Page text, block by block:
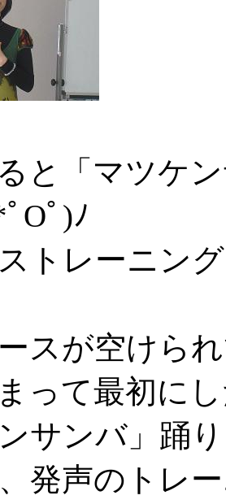
と「マツケ
Oﾟ)ﾉ
ストレーニン
スが空けら
って最初に
ンサンバ」踊
発声のトレ